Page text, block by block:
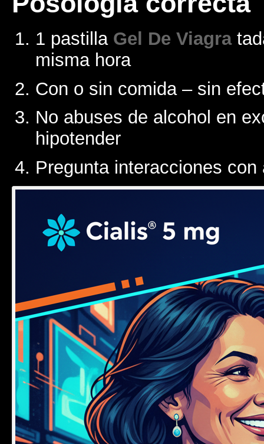
1 pastilla Gel De Viagra
misma hora
Con o sin comida – sin
No abuses de alcohol en
hipotender
Pregunta interacciones